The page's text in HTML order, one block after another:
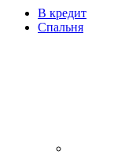
В кредит
Спальня